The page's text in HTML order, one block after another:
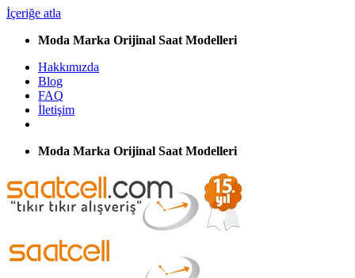
İçeriğe atla
Moda Marka Orijinal Saat Modelleri
Hakkımızda
Blog
FAQ
İletişim
Moda Marka Orijinal Saat Modelleri